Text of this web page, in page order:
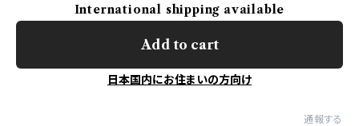
International shipping available
Add to cart
日本国内にお住まいの方向け
通報する